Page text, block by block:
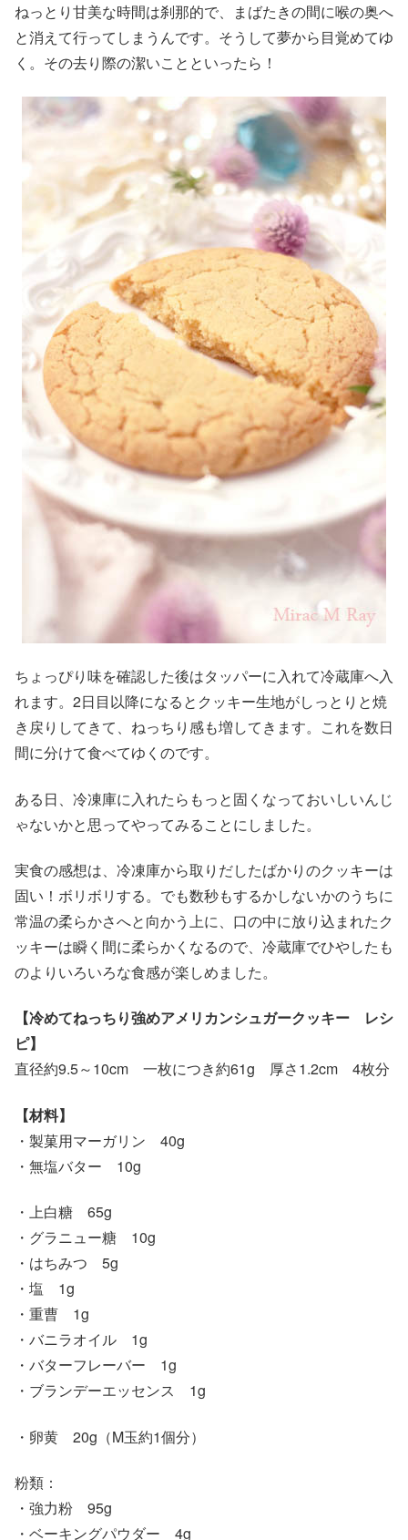
ねっとり甘美な時間は刹那的で、まばたきの間に喉の奥へ
と消えて行ってしまうんです。そうして夢から目覚めてゆ
く。その去り際の潔いことといったら！
ちょっぴり味を確認した後はタッパーに入れて冷蔵庫へ入
れます。2日目以降になるとクッキー生地がしっとりと焼
き戻りしてきて、ねっちり感も増してきます。これを数日
間に分けて食べてゆくのです。
ある日、冷凍庫に入れたらもっと固くなっておいしいんじ
ゃないかと思ってやってみることにしました。
実食の感想は、冷凍庫から取りだしたばかりのクッキーは
固い！ボリボリする。でも数秒もするかしないかのうちに
常温の柔らかさへと向かう上に、口の中に放り込まれたク
ッキーは瞬く間に柔らかくなるので、冷蔵庫でひやしたも
のよりいろいろな食感が楽しめました。
【冷めてねっちり強めアメリカンシュガークッキー レシ
ピ】
直径約9.5～10cm 一枚につき約61g 厚さ1.2cm 4枚分
【材料】
・製菓用マーガリン 40g
・無塩バター 10g
・上白糖 65g
・グラニュー糖 10g
・はちみつ 5g
・塩 1g
・重曹 1g
・バニラオイル 1g
・バターフレーバー 1g
・ブランデーエッセンス 1g
・卵黄 20g（M玉約1個分）
粉類：
・強力粉 95g
・ベーキングパウダー 4g